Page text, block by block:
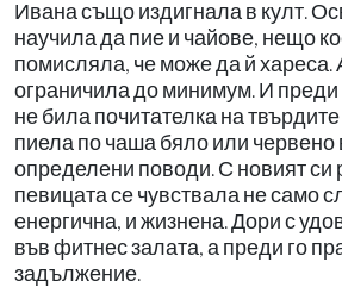
Ивана също издигнала в култ.
научила да пие и чайове, нещо
помисляла, че може да й хареса.
ограничила до минимум. И преди
не била почитателка на
пиела по чаша бяло или червено
определени поводи. С новият си
певицата се чувствала не само
енергична, и жизнена. Дори с
във фитнес залата, а преди го
задължение.